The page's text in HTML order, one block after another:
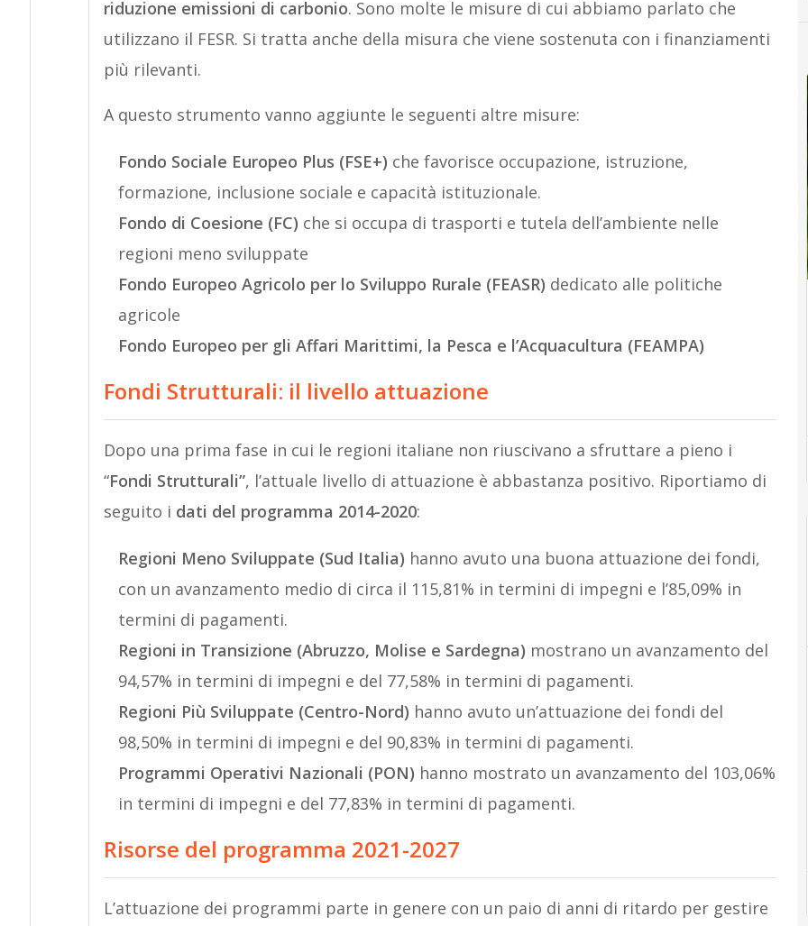
riduzione emissioni di carbonio. Sono molte le misure di cui abbiamo parlato che
utilizzano il FESR. Si tratta anche della misura che viene sostenuta con i finanziamenti
più rilevanti.
A questo strumento vanno aggiunte le seguenti altre misure:
Fondo Sociale Europeo Plus (FSE+) che favorisce occupazione, istruzione,
formazione, inclusione sociale e capacità istituzionale.
Fondo di Coesione (FC) che si occupa di trasporti e tutela dell’ambiente nelle
regioni meno sviluppate
Fondo Europeo Agricolo per lo Sviluppo Rurale (FEASR) dedicato alle politiche
agricole
Fondo Europeo per gli Affari Marittimi, la Pesca e l’Acquacultura (FEAMPA)
Fondi Strutturali: il livello attuazione
Dopo una prima fase in cui le regioni italiane non riuscivano a sfruttare a pieno i
“Fondi Strutturali”, l’attuale livello di attuazione è abbastanza positivo. Riportiamo di
seguito i dati del programma 2014-2020:
Regioni Meno Sviluppate (Sud Italia) hanno avuto una buona attuazione dei fondi,
con un avanzamento medio di circa il 115,81% in termini di impegni e l’85,09% in
termini di pagamenti.
Regioni in Transizione (Abruzzo, Molise e Sardegna) mostrano un avanzamento del
94,57% in termini di impegni e del 77,58% in termini di pagamenti.
Regioni Più Sviluppate (Centro-Nord) hanno avuto un’attuazione dei fondi del
98,50% in termini di impegni e del 90,83% in termini di pagamenti.
Programmi Operativi Nazionali (PON) hanno mostrato un avanzamento del 103,06%
in termini di impegni e del 77,83% in termini di pagamenti.
Risorse del programma 2021-2027
L’attuazione dei programmi parte in genere con un paio di anni di ritardo per gestire